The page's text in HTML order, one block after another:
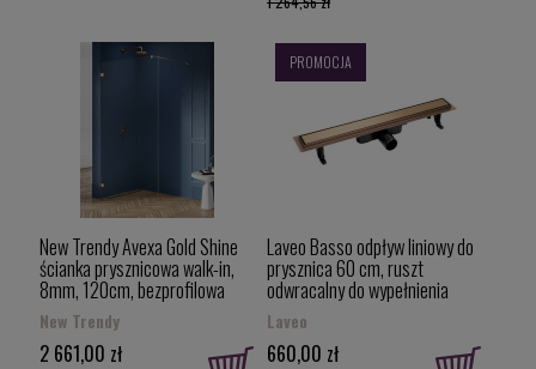
New Trendy Avexa Gold Shine
ścianka prysznicowa walk-in,
8mm, 120cm, bezprofilowa
EXK-1821 (EXK-7061)
New Trendy
2 661,00 zł
Laveo Basso odpływ liniowy do
prysznica 60 cm, ruszt
odwracalny do wypełnienia
płytką / różowe złoto COB
860D
Laveo
660,00 zł
PROMOCJA